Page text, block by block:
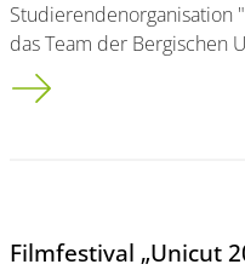
Studierendenorganisation
das Team der Bergischen
SIFE-Team Wuppertal
Filmfestival „Unicut